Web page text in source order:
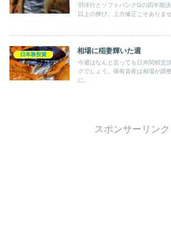
羽洋行とソフトバンクGの四半期
以上の伸び。上方修正こそありま
日本株投資 相場に稲妻輝いた週
今週はなんと言っても日米関税交
クでしょう。保有資産は相場が調
に。
スポンサーリンク